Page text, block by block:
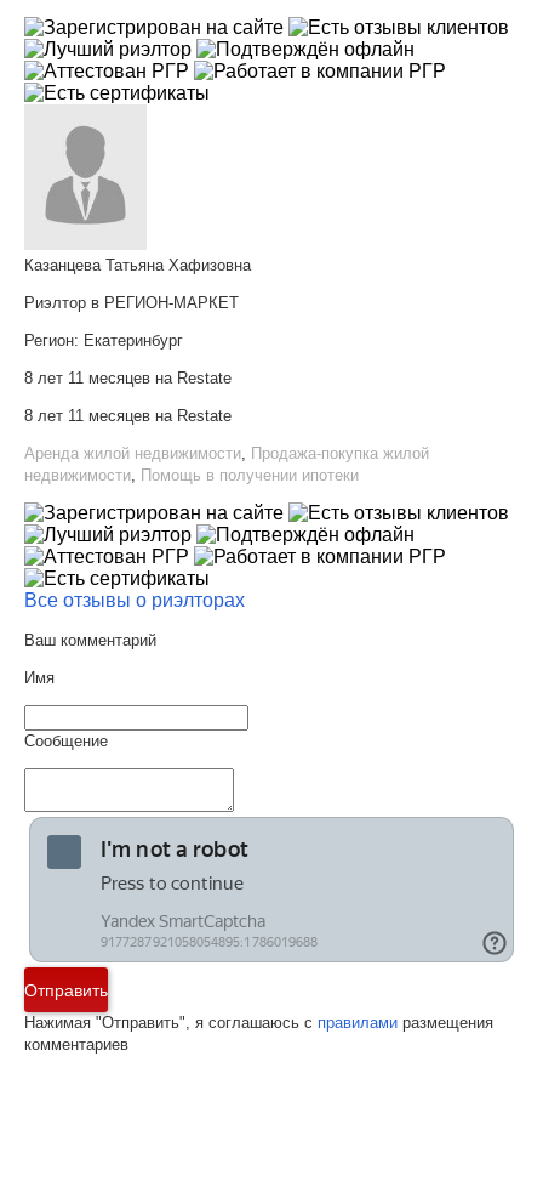
Казанцева Татьяна Хафизовна
Риэлтор в РЕГИОН-МАРКЕТ
Регион: Екатеринбург
8 лет 11 месяцев на Restate
8 лет 11 месяцев на Restate
Аренда жилой недвижимости, Продажа-покупка жилой
недвижимости, Помощь в получении ипотеки
Все отзывы о риэлторах
Ваш комментарий
Имя
Сообщение
Отправить
Нажимая "Отправить", я соглашаюсь с правилами размещения
комментариев